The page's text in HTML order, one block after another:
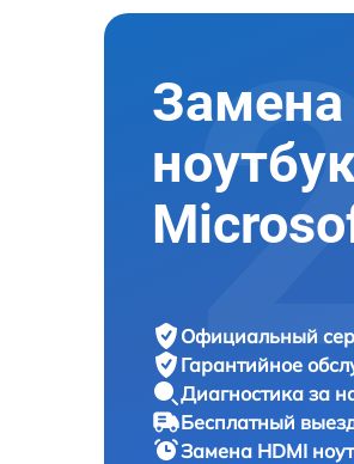
Замена
Официальный
Гарантийное
Диагностика за
Бесплатный
Замена HDMI